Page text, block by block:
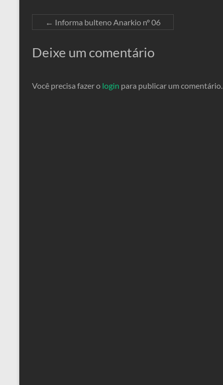
← Informa bulteno Anarkio nº 06
Deixe um comentário
Você precisa fazer o login para publicar um comentário.